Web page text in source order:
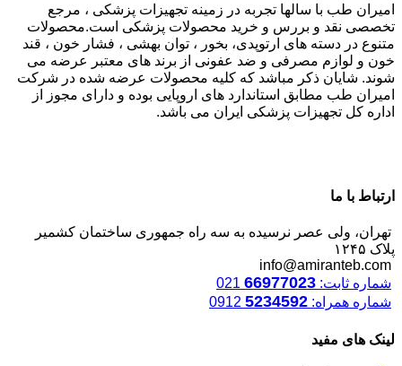
امیران طب با سالها تجربه در زمینه تجهیزات پزشکی ، مرجع
تخصصی نقد و بررس و خرید محصولات پزشکی است.محصولات
متنوع در دسته های ارتوپدی، بخور ، توان بهشی ، فشار خون ، قند
خون و لوازم مصرفی و ضد عفونی از برند های معتبر عرضه می
شوند. شایان ذکر مباشد که کلیه محصولات عرضه شده در شرکت
امیران طب مطابق استاندارد های اروپایی بوده و دارای مجوز از
اداره کل تجهیزات پزشکی ایران می باشد.
ارتباط با ما
تهران، ولی عصر نرسیده به سه راه جمهوری ساختمان کشمیر
پلاک ۱۲۴۵
info@amiranteb.com
شماره ثابت: 66977023
شماره همراه: 5234592
لینک های مفید